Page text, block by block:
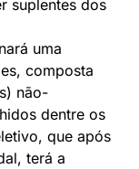
suplentes dos
uma
composta
não-
dentre os
que após
terá a